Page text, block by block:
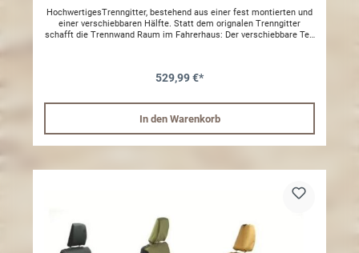
HochwertigesTrenngitter, bestehend aus einer fest montierten und
einer verschiebbaren Hälfte. Statt dem orignalen Trenngitter
schafft die Trennwand Raum im Fahrerhaus: Der verschiebbare Teil
größere Fahrer im Jimny eine bequeme Sitzposition. Hinter dem
Innenraum das Durchladen von längerem Transportgut.HINWEIS:
Bitte beachten Sie das zwischen der Halterung und dem Trenngitter
bei der montage Hülsen eingesetzt werden müssen!Nur für HJ
Modell ohne Rückbank!
529,99 €*
In den Warenkorb